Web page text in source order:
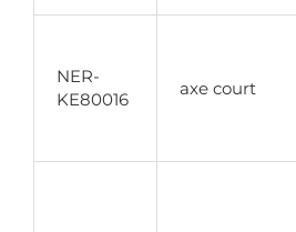
NER-
KE80016
axe court